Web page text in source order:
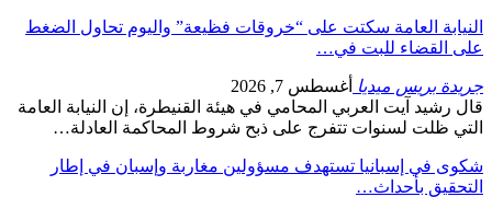
النيابة العامة سكتت على “خروقات فظيعة” واليوم تحاول الضغط
على القضاء للبت في…
جريدة بريس ميديا أغسطس 7, 2026
قال رشيد آيت العربي المحامي في هيئة القنيطرة، إن النيابة العامة
التي ظلت لسنوات تتفرج على ذبح شروط المحاكمة العادلة…
شكوى في إسبانيا تستهدف مسؤولين مغاربة وإسبان في إطار
التحقيق بأحداث…